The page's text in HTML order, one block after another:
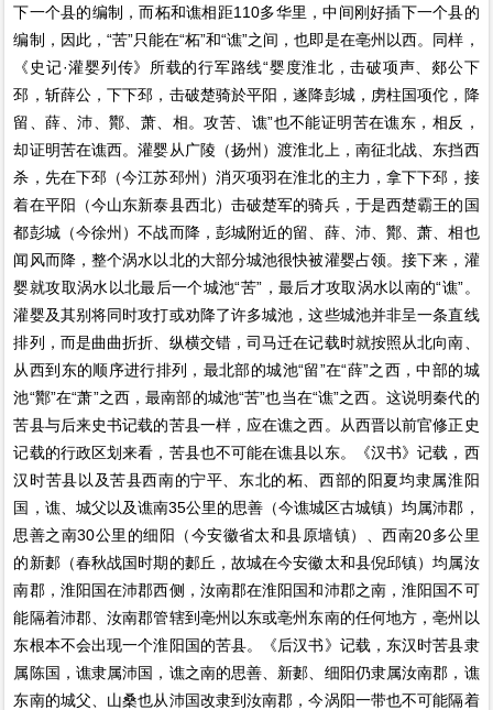
下一个县的编制，而柘和谯相距110多华里，中间刚好插下一个县的
编制，因此，“苦”只能在“柘”和“谯”之间，也即是在亳州以西。同样，
《史记·灌婴列传》所载的行军路线“婴度淮北，击破项声、郯公下
邳，斩薛公，下下邳，击破楚骑於平阳，遂降彭城，虏柱国项佗，降
留、薛、沛、酇、萧、相。攻苦、谯”也不能证明苦在谯东，相反，
却证明苦在谯西。灌婴从广陵（扬州）渡淮北上，南征北战、东挡西
杀，先在下邳（今江苏邳州）消灭项羽在淮北的主力，拿下下邳，接
着在平阳（今山东新泰县西北）击破楚军的骑兵，于是西楚霸王的国
都彭城（今徐州）不战而降，彭城附近的留、薛、沛、酇、萧、相也
闻风而降，整个涡水以北的大部分城池很快被灌婴占领。接下来，灌
婴就攻取涡水以北最后一个城池“苦”，最后才攻取涡水以南的“谯”。
灌婴及其别将同时攻打或劝降了许多城池，这些城池并非呈一条直线
排列，而是曲曲折折、纵横交错，司马迁在记载时就按照从北向南、
从西到东的顺序进行排列，最北部的城池“留”在“薛”之西，中部的城
池“酇”在“萧”之西，最南部的城池“苦”也当在“谯”之西。这说明秦代的
苦县与后来史书记载的苦县一样，应在谯之西。从西晋以前官修正史
记载的行政区划来看，苦县也不可能在谯县以东。《汉书》记载，西
汉时苦县以及苦县西南的宁平、东北的柘、西部的阳夏均隶属淮阳
国，谯、城父以及谯南35公里的思善（今谯城区古城镇）均属沛郡，
思善之南30公里的细阳（今安徽省太和县原墙镇）、西南20多公里
的新郪（春秋战国时期的郪丘，故城在今安徽太和县倪邱镇）均属汝
南郡，淮阳国在沛郡西侧，汝南郡在淮阳国和沛郡之南，淮阳国不可
能隔着沛郡、汝南郡管辖到亳州以东或亳州东南的任何地方，亳州以
东根本不会出现一个淮阳国的苦县。《后汉书》记载，东汉时苦县隶
属陈国，谯隶属沛国，谯之南的思善、新郪、细阳仍隶属汝南郡，谯
东南的城父、山桑也从沛国改隶到汝南郡，今涡阳一带也不可能隔着